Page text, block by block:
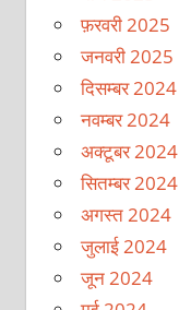
फ़रवरी 2025
जनवरी 2025
दिसम्बर 2024
नवम्बर 2024
अक्टूबर 2024
सितम्बर 2024
अगस्त 2024
जुलाई 2024
जून 2024